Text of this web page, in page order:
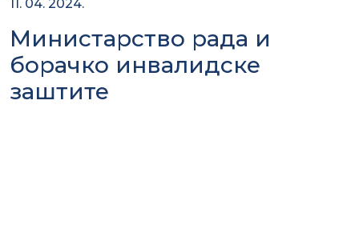
11. 04. 2024.
Министарство рада и
борачко инвалидске
заштите